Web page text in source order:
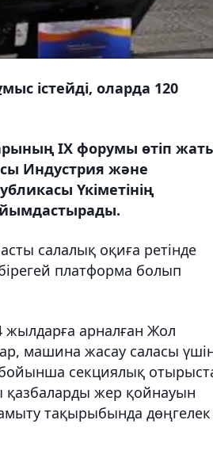
істейді, оларда 120
ІХ форумы өтіп
Индустрия және
Үкіметінің
салалық оқиға ретінде
платформа болып
арналған Жол
машина жасау саласы
секциялық
қазбаларды жер қойнауын
тақырыбында дөңгелек